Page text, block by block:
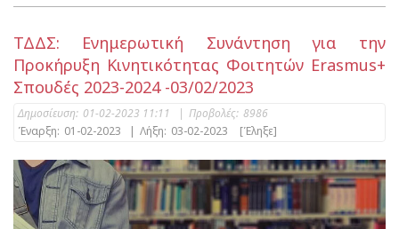
ΤΔΔΣ: Ενημερωτική Συνάντηση για την
Προκήρυξη Kινητικότητας Φοιτητών Erasmus+
Σπουδές 2023-2024 -03/02/2023
Δημοσίευση: 01-02-2023 11:11 Προβολές: 8986
Έναρξη: 01-02-2023 Λήξη: 03-02-2023 [Έληξε]